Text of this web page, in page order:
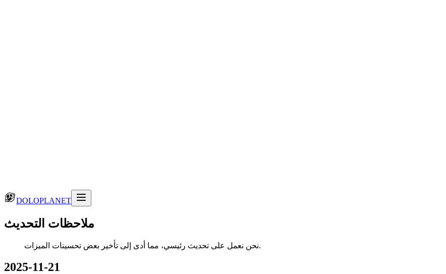
DOLOPLANET
ملاحظات التحديث
نحن نعمل على تحديث رئيسي، مما أدى إلى تأخير بعض تحسينات الميزات.
2025-11-21